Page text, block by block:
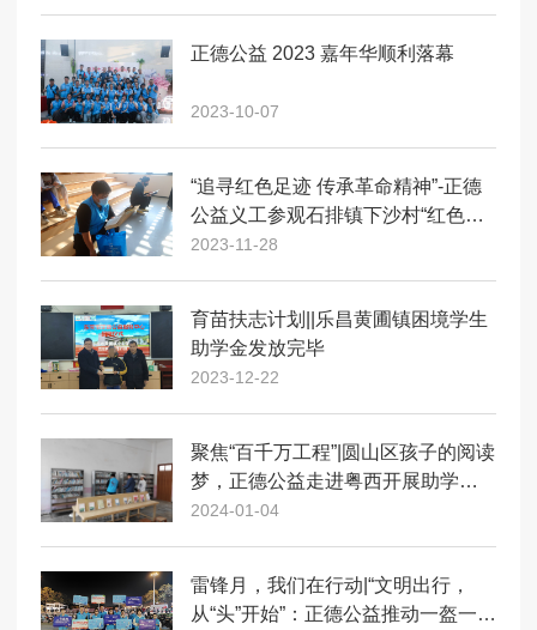
正德公益 2023 嘉年华顺利落幕
2023-10-07
“追寻红色足迹 传承革命精神”-正德
公益义工参观石排镇下沙村“红色印
象”暨爱国主义教育系列活动
2023-11-28
育苗扶志计划||乐昌黄圃镇困境学生
助学金发放完毕
2023-12-22
聚焦“百千万工程”|圆山区孩子的阅读
梦，正德公益走进粤西开展助学活
动
2024-01-04
雷锋月，我们在行动|“文明出行，
从“头”开始”：正德公益推动一盔一带